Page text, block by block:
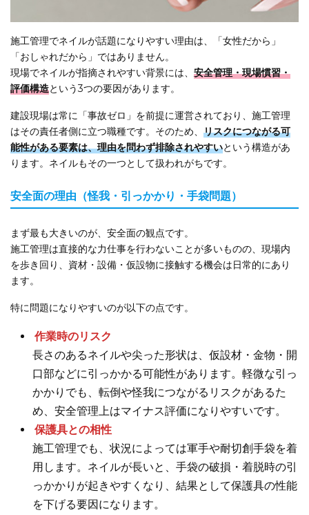
施工管理でネイルが話題になりやすい理由は、「女性だから」
「おしゃれだから」ではありません。
現場でネイルが指摘されやすい背景には、 安全管理・現場慣習・
評価構造という3つの要因があります。
建設現場は常に「事故ゼロ」を前提に運営されており、施工管理
はその責任者側に立つ職種です。そのため、 リスクにつながる可
能性がある要素は、理由を問わず排除されやすいという構造があ
ります。ネイルもその一つとして扱われがちです。
安全面の理由（怪我・引っかかり・手袋問題）
まず最も大きいのが、安全面の観点です。
施工管理は直接的な力仕事を行わないことが多いものの、現場内
を歩き回り、資材・設備・仮設物に接触する機会は日常的にあり
ます。
特に問題になりやすいのが以下の点です。
作業時のリスク
長さのあるネイルや尖った形状は、仮設材・金物・開
口部などに引っかかる可能性があります。軽微な引っ
かかりでも、転倒や怪我につながるリスクがあるた
め、安全管理上はマイナス評価になりやすいです。
保護具との相性
施工管理でも、状況によっては軍手や耐切創手袋を着
用します。ネイルが長いと、手袋の破損・着脱時の引
っかかりが起きやすくなり、結果として保護具の性能
を下げる要因になります。